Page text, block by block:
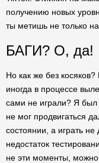
получению новых
ты метишь не только
БАГИ? О, да!
Но как же без
иногда в процессе
сами не играли? Я был
не мог продвигаться
состоянии, а играть
недостаток
не эти моменты,